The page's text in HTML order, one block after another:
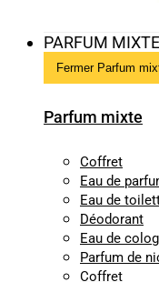
PARFUM MIXTE
Fermer Parfum
Parfum mixte
Coffret
Eau de
Eau de
Déodorant
Eau de
Parfum de
Coffret